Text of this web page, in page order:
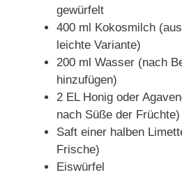
gewürfelt
400 ml Kokosmilch
leichte Variante)
200 ml Wasser (nach
hinzufügen)
2 EL Honig oder
nach Süße der Früchte)
Saft einer halben
Frische)
Eiswürfel